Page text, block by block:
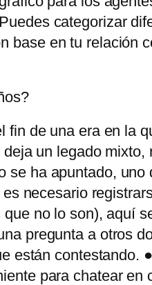
categorizar
base ​​en tu relación
fin de una era en
un legado
se ha apuntado,
necesario
no lo son), aquí
pregunta a otros
están contestando.
para chatear en